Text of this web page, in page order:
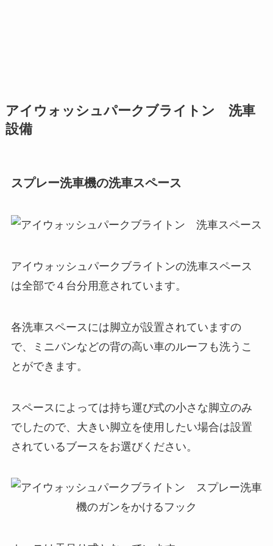
アイウォッシュパークブライトン 洗車
設備
スプレー洗車機の洗車スペース
アイウォッシュパークブライトンの洗車スペース
は全部で４台分用意されています。
各洗車スペースには脚立が設置されていますの
で、ミニバンなどの背の高い車のルーフも洗うこ
とができます。
スペースによっては持ち運び式の小さな脚立のみ
でしたので、大きい脚立を使用したい場合は設置
されているブースをお選びください。